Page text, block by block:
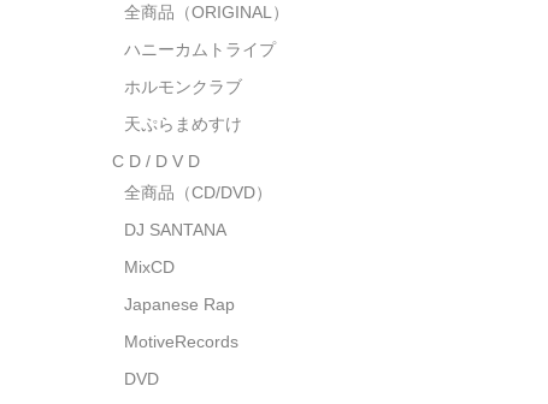
全商品（ORIGINAL）
ハニーカムトライプ
ホルモンクラブ
天ぷらまめすけ
C D / D V D
全商品（CD/DVD）
DJ SANTANA
MixCD
Japanese Rap
MotiveRecords
DVD